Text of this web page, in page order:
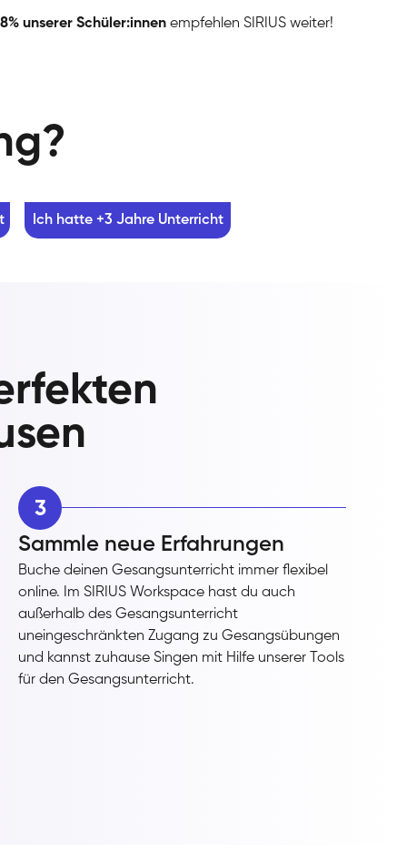
unserer Schüler:innen empfehlen SIRIUS weiter!
Ich hatte +3 Jahre Unterricht
3
Sammle neue Erfahrungen
Buche deinen Gesangsunterricht immer flexibel
online. Im SIRIUS Workspace hast du auch
außerhalb des Gesangsunterricht
uneingeschränkten Zugang zu Gesangsübungen
und kannst zuhause Singen mit Hilfe unserer Tools
für den Gesangsunterricht.